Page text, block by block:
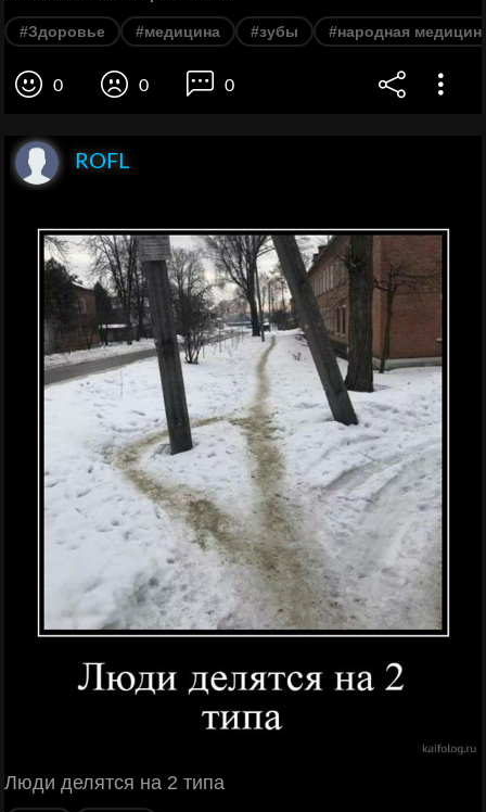
#Здоровье #медицина #зубы #народная
0 0 0
ROFL
Люди делятся на 2 типа